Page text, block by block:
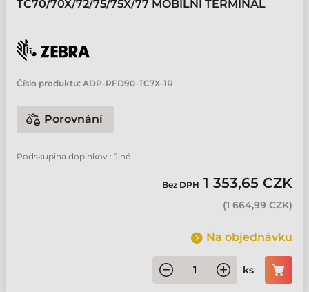
TC70/70X/72/75/75X/77 MOBILNÍ TERMINÁL
Číslo produktu: ADP-RFD90-TC7X-1R
Porovnání
Podskupina doplnkov : Jiné
Bez DPH 1 353,65 CZK
(1 664,99 CZK)
Na objednávku
ks